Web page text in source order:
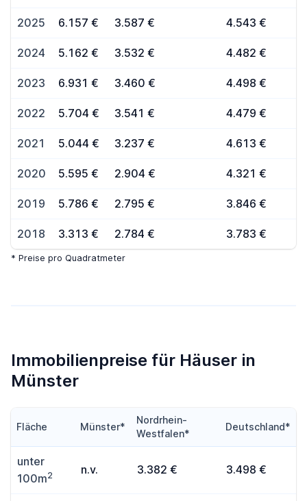
2025 6.157 € 3.587 € 4.543 €
2024 5.162 € 3.532 € 4.482 €
2023 6.931 € 3.460 € 4.498 €
2022 5.704 € 3.541 € 4.479 €
2021 5.044 € 3.237 € 4.613 €
2020 5.595 € 2.904 € 4.321 €
2019 5.786 € 2.795 € 3.846 €
2018 3.313 € 2.784 € 3.783 €
* Preise pro Quadratmeter
Immobilienpreise für Häuser in
Münster
Fläche Münster*
Nordrhein-
Westfalen*
Deutschland*
unter
100m2 n.v. 3.382 € 3.498 €